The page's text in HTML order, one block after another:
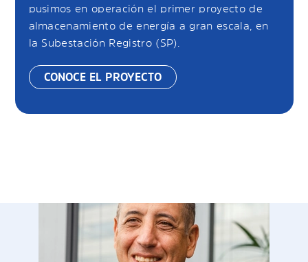
pusimos en operación el primer proyecto de
almacenamiento de energía a gran escala, en
la Subestación Registro (SP).
CONOCE EL PROYECTO